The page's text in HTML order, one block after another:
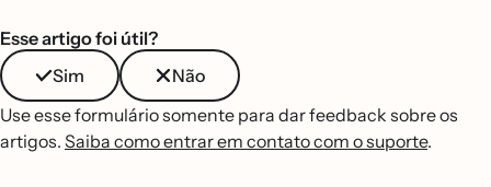
Esse artigo foi útil?
Sim
Não
Use esse formulário somente para dar feedback sobre os
artigos. Saiba como entrar em contato com o suporte.